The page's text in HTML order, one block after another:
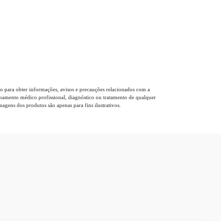
obter informações, avisos e precauções relacionados com a
médico profissional, diagnóstico ou tratamento de qualquer
dos produtos são apenas para fins ilustrativos.